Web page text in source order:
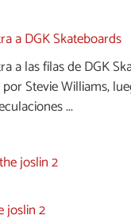
a DGK Skateboards
a las filas de DGK
Stevie Williams,
...
joslin 2